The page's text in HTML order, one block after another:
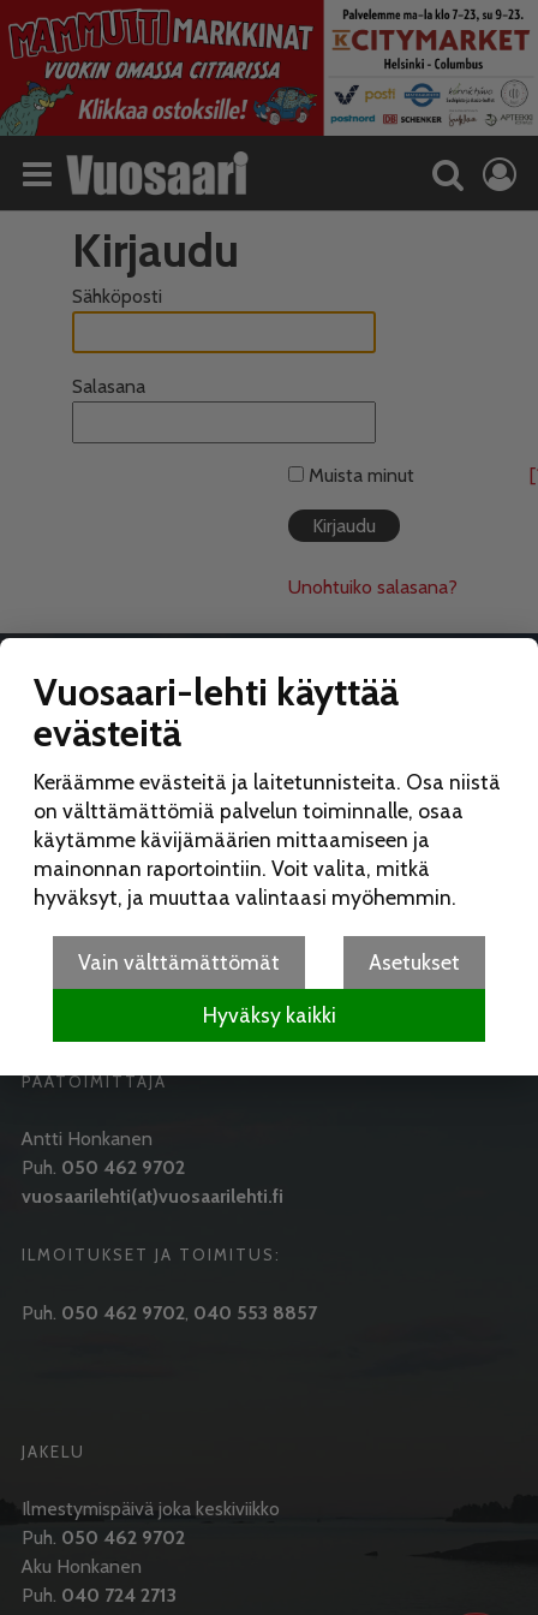
Kirjaudu
Sähköposti
Salasana
Muista minut
Unohtuiko salasana?
VUOSAARI-LEHTI
Toimitus:
Vuosaari-lehti
Merikorttikuja 6 E
00960 Helsinki
Puh:
050 462 9702
vuosaarilehti(at)vuosaarilehti.fi
PÄÄTOIMITTAJA
Antti Honkanen
Puh. 050 462 9702
vuosaarilehti(at)vuosaarilehti.fi
ILMOITUKSET JA TOIMITUS:
Puh. 050 462 9702, 040 553 8857
JAKELU
Ilmestymispäivä joka keskiviikko
Puh. 050 462 9702
Aku Honkanen
Puh. 040 724 2713
Vuosaari-lehti käyttää
evästeitä
Keräämme evästeitä ja laitetunnisteita. Osa niistä
on välttämättömiä palvelun toiminnalle, osaa
käytämme kävijämäärien mittaamiseen ja
mainonnan raportointiin. Voit valita, mitkä
hyväksyt, ja muuttaa valintaasi myöhemmin.
Vain välttämättömät Asetukset
Hyväksy kaikki